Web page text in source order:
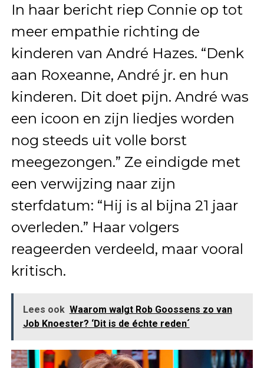
In haar bericht riep Connie op tot
meer empathie richting de
kinderen van André Hazes. “Denk
aan Roxeanne, André jr. en hun
kinderen. Dit doet pijn. André was
een icoon en zijn liedjes worden
nog steeds uit volle borst
meegezongen.” Ze eindigde met
een verwijzing naar zijn
sterfdatum: “Hij is al bijna 21 jaar
overleden.” Haar volgers
reageerden verdeeld, maar vooral
kritisch.
Lees ook Waarom walgt Rob Goossens zo van
Job Knoester? ‘Dit is de échte reden´